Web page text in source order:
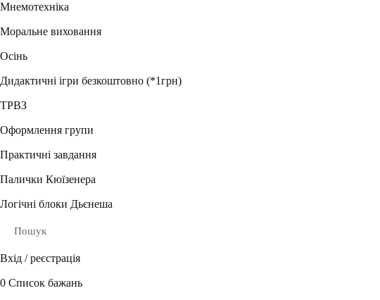
Мнемотехніка
Моральне виховання
Осінь
Дидактичні ігри безкоштовно (*1грн)
ТРВЗ
Оформлення групи
Практичні завдання
Палички Кюїзенера
Логічні блоки Дьєнеша
Пошук
Вхід / реєстрація
0 Список бажань